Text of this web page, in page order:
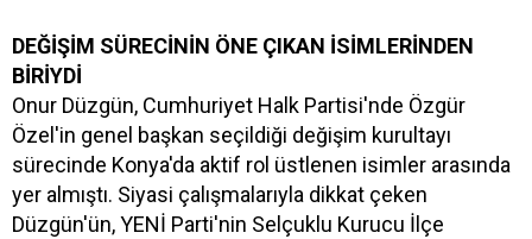
DEĞİŞİM SÜRECİNİN ÖNE ÇIKAN İSİMLERİNDEN
BİRİYDİ
Onur Düzgün, Cumhuriyet Halk Partisi'nde Özgür
Özel'in genel başkan seçildiği değişim kurultayı
sürecinde Konya'da aktif rol üstlenen isimler arasında
yer almıştı. Siyasi çalışmalarıyla dikkat çeken
Düzgün'ün, YENİ Parti'nin Selçuklu Kurucu İlçe